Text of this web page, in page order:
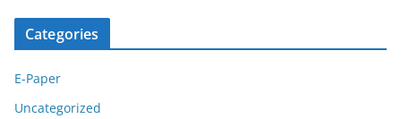
Categories
E-Paper
Uncategorized